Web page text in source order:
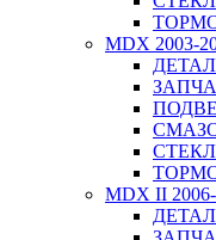
MDX 2003-
MDX II